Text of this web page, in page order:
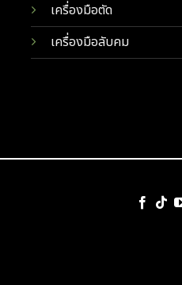
เครื่องมือตัด
เครื่องมือลับคม